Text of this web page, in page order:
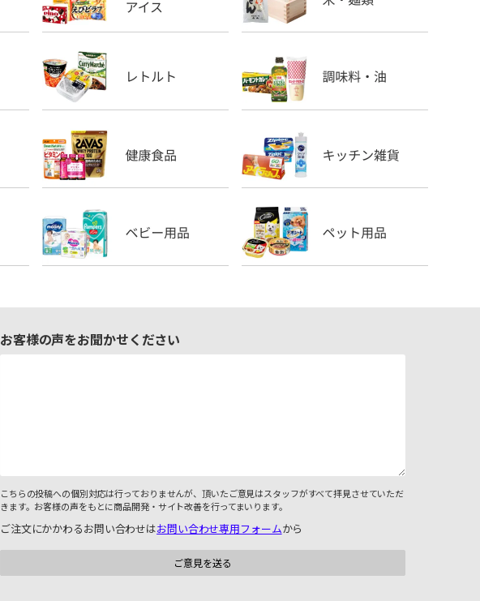
お客様の声をお聞かせください
こちらの投稿への個別対応は行っておりませんが、頂いたご意見はスタッフがすべて拝見させていただ
きます。お客様の声をもとに商品開発・サイト改善を行ってまいります。
ご注文にかかわるお問い合わせはお問い合わせ専用フォームから